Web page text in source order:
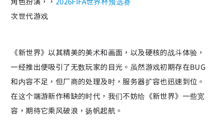
次世代游戏
《新世界》以其精美的美术和画面，以及硬核的战斗体验，
一经推出便吸引了无数玩家的目光。虽然游戏初期存在BUG
和内容不足，但厂商的处理及时，服务器扩容也迅速到位。
在这个端游新作稀缺的时代，我们不妨给《新世界》一些宽
容，期待它乘风破浪，扬帆起航。